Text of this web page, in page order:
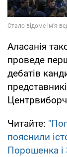
Аласанія
проведе
дебатів
Читайте:
пояснили
Порошенка і